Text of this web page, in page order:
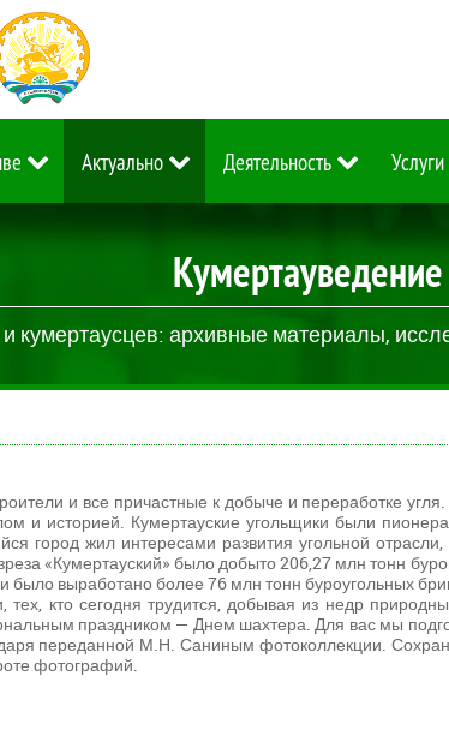
Актуально Деятельность Услуги
Кумертауведение
кумертаусцев: архивные материалы,
и все причастные к добыче и переработке угля.
и историей. Кумертауские угольщики были
город жил интересами развития угольной
«Кумертауский» было добыто 206,27 млн тонн
выработано более 76 млн тонн буроугольных
тех, кто сегодня трудится, добывая из недр
праздником — Днем шахтера. Для вас мы
переданной М.Н. Саниным фотоколлекции.
фотографий.